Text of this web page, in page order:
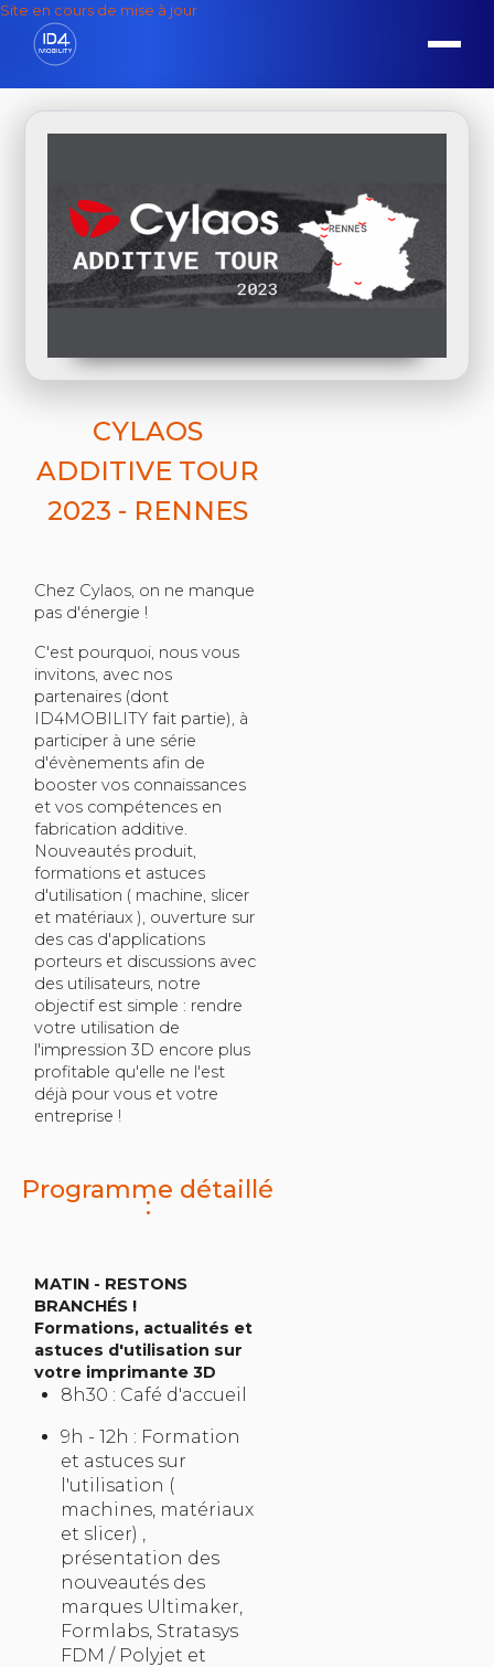
Site en cours de mise à jour
CYLAOS
ADDITIVE TOUR
2023 - RENNES
Chez Cylaos, on ne manque
pas d'énergie !
C'est pourquoi, nous vous
invitons, avec nos
partenaires (dont
ID4MOBILITY fait partie), à
participer à une série
d'évènements afin de
booster vos connaissances
et vos compétences en
fabrication additive.
Nouveautés produit,
formations et astuces
d'utilisation ( machine, slicer
et matériaux ), ouverture sur
des cas d'applications
porteurs et discussions avec
des utilisateurs, notre
objectif est simple : rendre
votre utilisation de
l'impression 3D encore plus
profitable qu'elle ne l'est
déjà pour vous et votre
entreprise !
Programme détaillé
:
MATIN - RESTONS
BRANCHÉS !
Formations, actualités et
astuces d'utilisation sur
votre imprimante 3D
8h30 : Café d'accueil
9h - 12h : Formation
et astuces sur
l'utilisation (
machines, matériaux
et slicer) ,
présentation des
nouveautés des
marques Ultimaker,
Formlabs, Stratasys
FDM / Polyjet et